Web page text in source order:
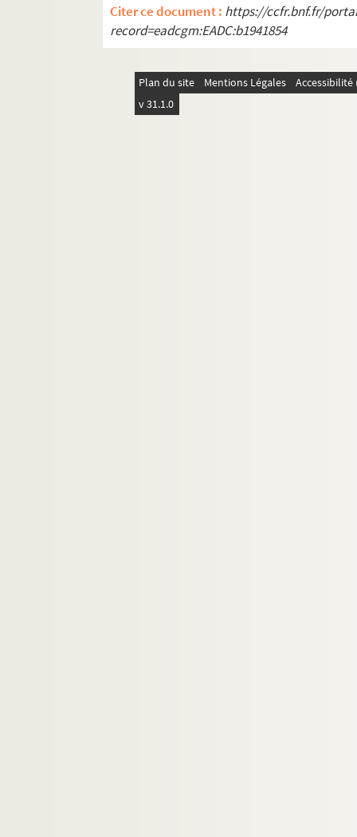
Citer ce document : https://ccfr.bnf.fr/
record=eadcgm:EADC:b1941854
Plan du site Mentions Légales
v 31.1.0